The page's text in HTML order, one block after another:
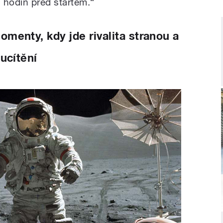
kdy jde rivalita stranou a